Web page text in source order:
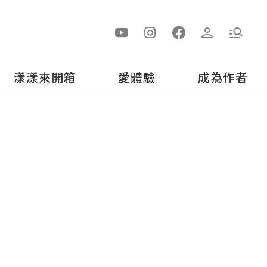
漾漾來開箱 愛體驗 成為作者